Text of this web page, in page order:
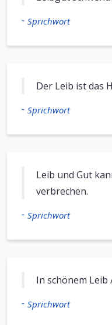
- Sprichwort
Der Leib ist das
- Sprichwort
Leib und Gut
verbrechen.
- Sprichwort
In schönem
- Sprichwort